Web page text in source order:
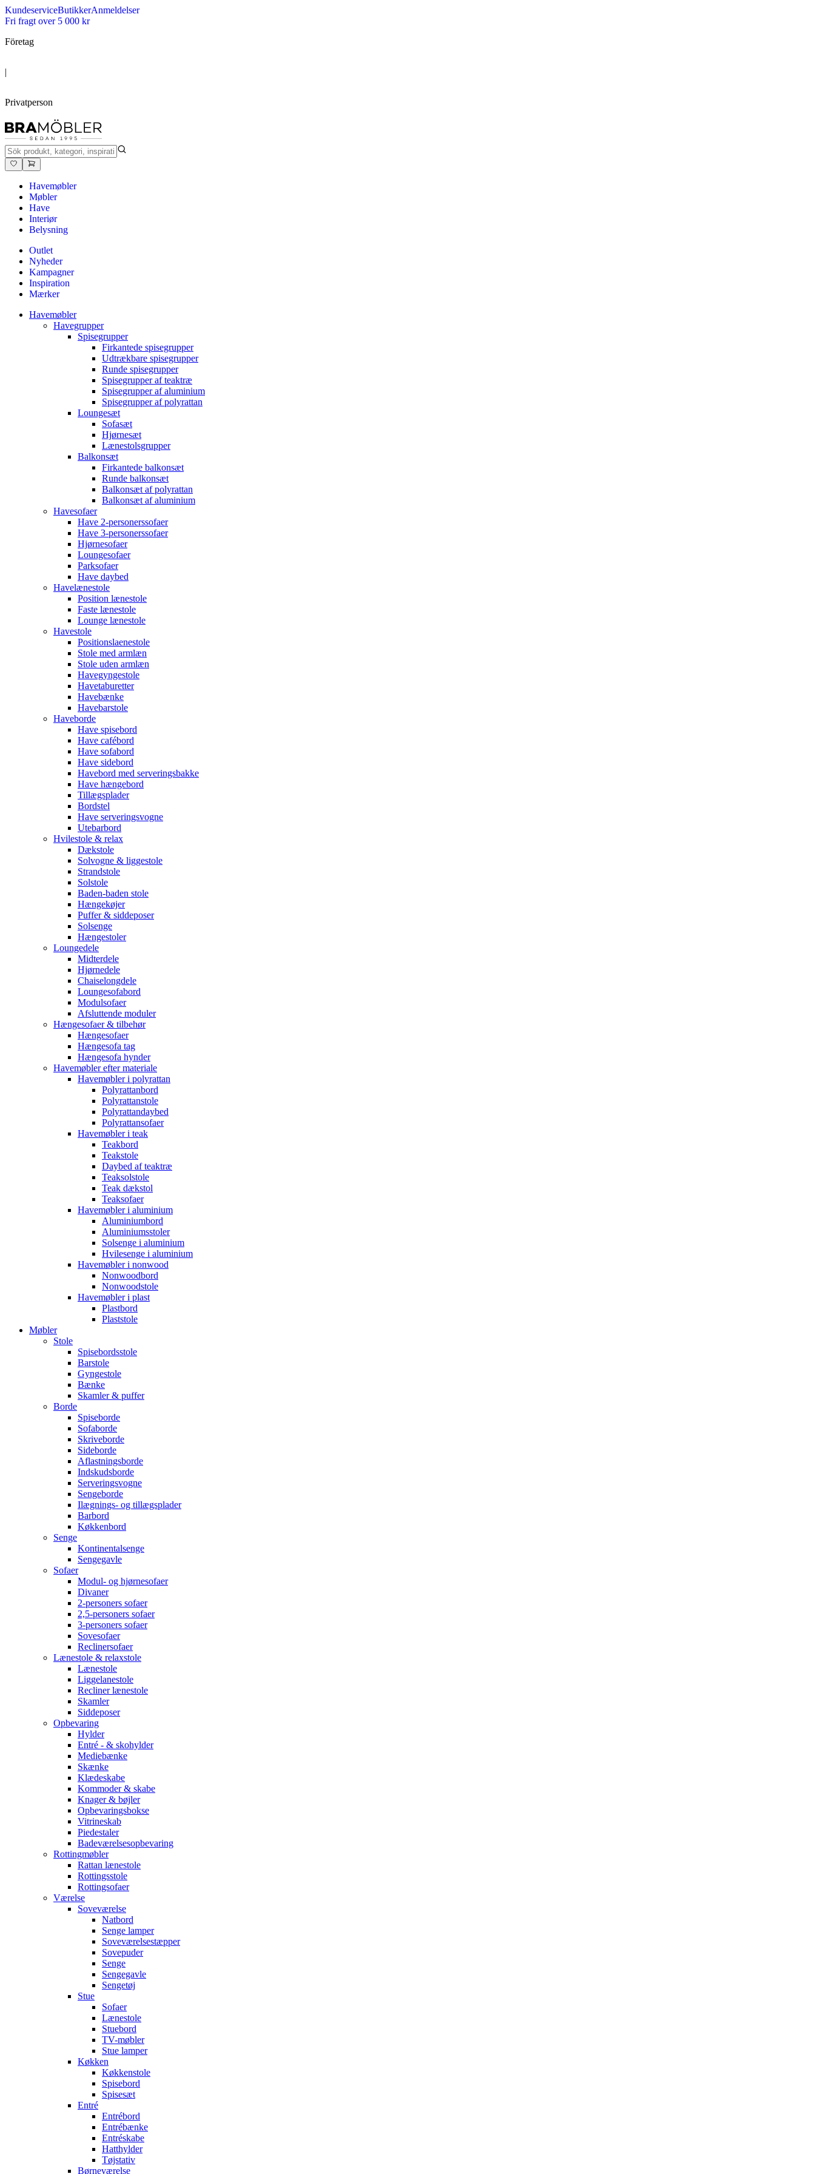
KundeserviceButikkerAnmeldelser
Fri fragt over 5 000 kr
Företag
|
Privatperson
Havemøbler
Møbler
Have
Interiør
Belysning
Outlet
Nyheder
Kampagner
Inspiration
Mærker
Havemøbler
Havegrupper
Spisegrupper
Firkantede spisegrupper
Udtrækbare spisegrupper
Runde spisegrupper
Spisegrupper af teaktræ
Spisegrupper af aluminium
Spisegrupper af polyrattan
Loungesæt
Sofasæt
Hjørnesæt
Lænestolsgrupper
Balkonsæt
Firkantede balkonsæt
Runde balkonsæt
Balkonsæt af polyrattan
Balkonsæt af aluminium
Havesofaer
Have 2-personerssofaer
Have 3-personerssofaer
Hjørnesofaer
Loungesofaer
Parksofaer
Have daybed
Havelænestole
Position lænestole
Faste lænestole
Lounge lænestole
Havestole
Positionslaenestole
Stole med armlæn
Stole uden armlæn
Havegyngestole
Havetaburetter
Havebænke
Havebarstole
Haveborde
Have spisebord
Have cafébord
Have sofabord
Have sidebord
Havebord med serveringsbakke
Have hængebord
Tillægsplader
Bordstel
Have serveringsvogne
Utebarbord
Hvilestole & relax
Dækstole
Solvogne & liggestole
Strandstole
Solstole
Baden-baden stole
Hængekøjer
Puffer & siddeposer
Solsenge
Hængestoler
Loungedele
Midterdele
Hjørnedele
Chaiselongdele
Loungesofabord
Modulsofaer
Afsluttende moduler
Hængesofaer & tilbehør
Hængesofaer
Hængesofa tag
Hængesofa hynder
Havemøbler efter materiale
Havemøbler i polyrattan
Polyrattanbord
Polyrattanstole
Polyrattandaybed
Polyrattansofaer
Havemøbler i teak
Teakbord
Teakstole
Daybed af teaktræ
Teaksolstole
Teak dækstol
Teaksofaer
Havemøbler i aluminium
Aluminiumbord
Aluminiumsstoler
Solsenge i aluminium
Hvilesenge i aluminium
Havemøbler i nonwood
Nonwoodbord
Nonwoodstole
Havemøbler i plast
Plastbord
Plaststole
Møbler
Stole
Spisebordsstole
Barstole
Gyngestole
Bænke
Skamler & puffer
Borde
Spiseborde
Sofaborde
Skriveborde
Sideborde
Aflastningsborde
Indskudsborde
Serveringsvogne
Sengeborde
Ilægnings- og tillægsplader
Barbord
Køkkenbord
Senge
Kontinentalsenge
Sengegavle
Sofaer
Modul- og hjørnesofaer
Divaner
2-personers sofaer
2,5-personers sofaer
3-personers sofaer
Sovesofaer
Reclinersofaer
Lænestole & relaxstole
Lænestole
Liggelanestole
Recliner lænestole
Skamler
Siddeposer
Opbevaring
Hylder
Entré - & skohylder
Mediebænke
Skænke
Klædeskabe
Kommoder & skabe
Knager & bøjler
Opbevaringsbokse
Vitrineskab
Piedestaler
Badeværelsesopbevaring
Rottingmøbler
Rattan lænestole
Rottingsstole
Rottingsofaer
Værelse
Soveværelse
Natbord
Senge lamper
Soveværelsestæpper
Sovepuder
Senge
Sengegavle
Sengetøj
Stue
Sofaer
Lænestole
Stuebord
TV-møbler
Stue lamper
Køkken
Køkkenstole
Spisebord
Spisesæt
Entré
Entrébord
Entrébænke
Entréskabe
Hatthylder
Tøjstativ
Børneværelse